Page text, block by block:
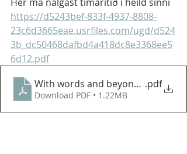
https://d5243bef-833f-4937-8808-
23c6d3665eae.usrfiles.com/ugd/d524
3b_dc50468dafbd4a418dc8e3368ee5
6d12.pdf
With words and beyond - Budapest
.pdf
Download PDF • 1.22MB